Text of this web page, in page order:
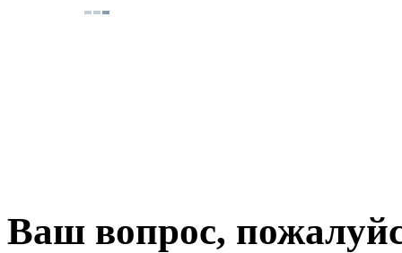
Ваш вопрос,